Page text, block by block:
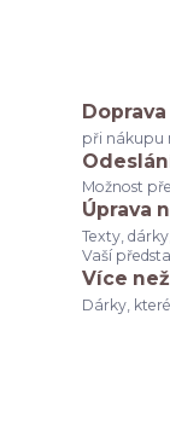
Doprava
při nákupu
Možnost
Úprava
Texty,
Vaší
Více
Dárky,